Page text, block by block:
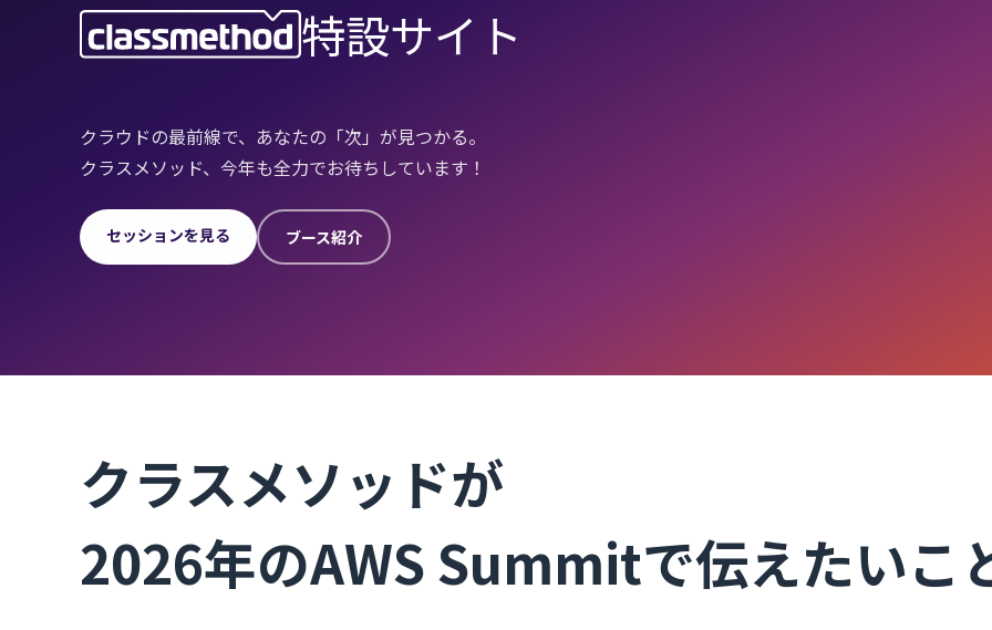
特設サイト
クラウドの最前線で、あなたの「次」が見つかる。
クラスメソッド、今年も全力でお待ちしています！
セッションを見る ブース紹介
クラスメソッドが
2026年のAWS Summitで伝えたいこ